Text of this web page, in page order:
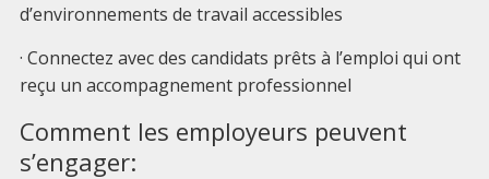
d’environnements de travail accessibles
· Connectez avec des candidats prêts à l’emploi qui ont
reçu un accompagnement professionnel
Comment les employeurs peuvent
s’engager: